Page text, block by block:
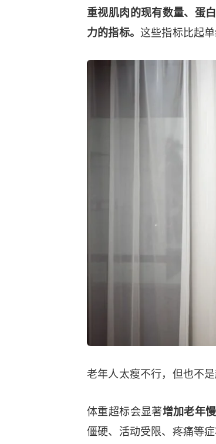
重视肌肉的现有数量、蛋
力的指标。 这些指标比起
老年人太瘦不行，但也不
体重超标会显著增加老年
僵硬、活动受限、疼痛等症